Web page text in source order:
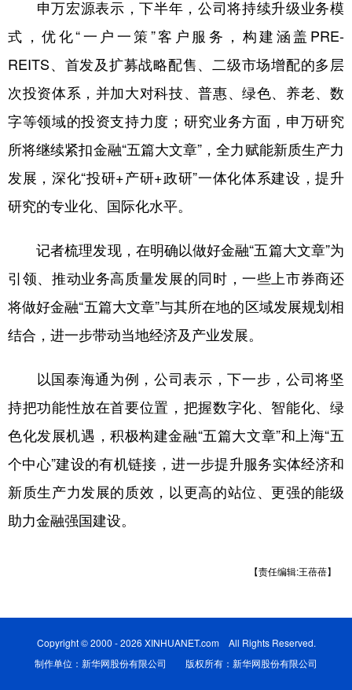
申万宏源表示，下半年，公司将持续升级业务模
式，优化“一户一策”客户服务，构建涵盖PRE-
REITS、首发及扩募战略配售、二级市场增配的多层
次投资体系，并加大对科技、普惠、绿色、养老、数
字等领域的投资支持力度；研究业务方面，申万研究
所将继续紧扣金融“五篇大文章”，全力赋能新质生产力
发展，深化“投研+产研+政研”一体化体系建设，提升
研究的专业化、国际化水平。
记者梳理发现，在明确以做好金融“五篇大文章”为
引领、推动业务高质量发展的同时，一些上市券商还
将做好金融“五篇大文章”与其所在地的区域发展规划相
结合，进一步带动当地经济及产业发展。
以国泰海通为例，公司表示，下一步，公司将坚
持把功能性放在首要位置，把握数字化、智能化、绿
色化发展机遇，积极构建金融“五篇大文章”和上海“五
个中心”建设的有机链接，进一步提升服务实体经济和
新质生产力发展的质效，以更高的站位、更强的能级
助力金融强国建设。
【责任编辑:王蓓蓓】
Copyright © 2000 - 2026 XINHUANET.com All Rights Reserved.
制作单位：新华网股份有限公司 版权所有：新华网股份有限公司